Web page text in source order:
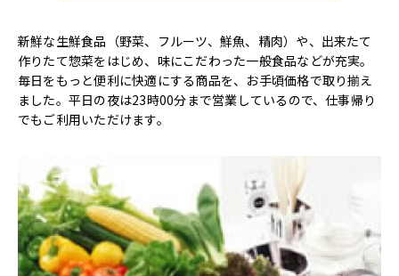
新鮮な生鮮食品（野菜、フルーツ、鮮魚、精肉）や、出来たて
作りたて惣菜をはじめ、味にこだわった一般食品などが充実。
毎日をもっと便利に快適にする商品を、お手頃価格で取り揃え
ました。平日の夜は23時00分まで営業しているので、仕事帰り
でもご利用いただけます。